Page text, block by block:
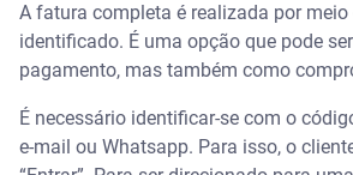
A fatura completa é realizada por meio
identificado. É uma opção que pode
pagamento, mas também como
É necessário identificar-se com o
e-mail ou Whatsapp. Para isso, o